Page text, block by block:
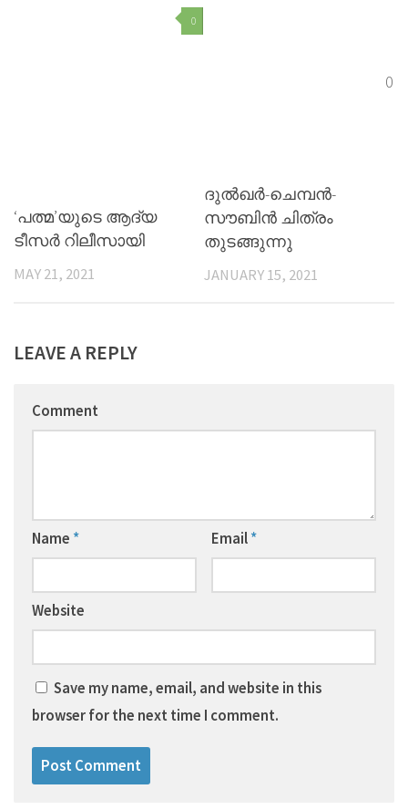
0
‘പത്മ’യുടെ ആദ്യ
ടീസർ റിലീസായി
MAY 21, 2021
0
ദുല്‍ഖര്‍-ചെമ്പന്‍-
സൗബിന്‍ ചിത്രം
തുടങ്ങുന്നു
JANUARY 15, 2021
LEAVE A REPLY
Comment
Name * Email*
Website
Save my name, email, and website in this
browser for the next time I comment.